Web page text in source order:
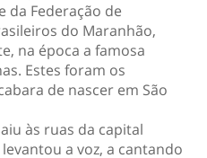
da Federação de
do Maranhão,
na época a famosa
Estes foram os
de nascer em São
às ruas da capital
a voz, a cantando